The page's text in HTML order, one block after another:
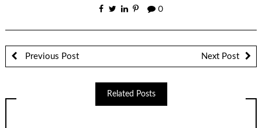
0
Previous Post Next Post
Related Posts